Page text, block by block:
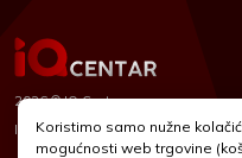
2026 © IQ Centar
Izrada:Nubilus
Koristimo samo nužne
mogućnosti web trgovine